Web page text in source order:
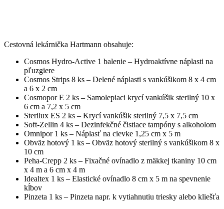
Cestovná lekárnička Hartmann obsahuje:
Cosmos Hydro-Active 1 balenie – Hydroaktívne náplasti na
pľuzgiere
Cosmos Strips 8 ks – Delené náplasti s vankúšikom 8 x 4 cm
a 6 x 2 cm
Cosmopor E 2 ks – Samolepiaci krycí vankúšik sterilný 10 x
6 cm a 7,2 x 5 cm
Sterilux ES 2 ks – Krycí vankúšik sterilný 7,5 x 7,5 cm
Soft-Zellin 4 ks – Dezinfekčné čistiace tampóny s alkoholom
Omnipor 1 ks – Náplasť na cievke 1,25 cm x 5 m
Obväz hotový 1 ks – Obväz hotový sterilný s vankúšikom 8 x
10 cm
Peha-Crepp 2 ks – Fixačné ovínadlo z mäkkej tkaniny 10 cm
x 4 m a 6 cm x 4 m
Idealtex 1 ks – Elastické ovínadlo 8 cm x 5 m na spevnenie
kĺbov
Pinzeta 1 ks – Pinzeta napr. k vytiahnutiu triesky alebo kliešťa